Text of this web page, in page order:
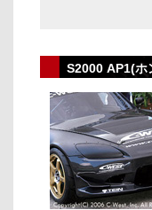
S2000 AP1(ホ